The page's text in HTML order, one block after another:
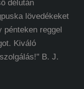
délután
lövedékeket
pénteken reggel
Kiváló
B. J.